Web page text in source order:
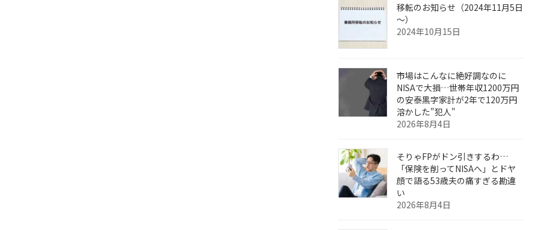
移転のお知らせ（2024年11月5日
～）
2024年10月15日
市場はこんなに絶好調なのに
NISAで大損…世帯年収1200万円
の安泰黒字家計が2年で120万円
溶かした"犯人"
2026年8月4日
そりゃFPがドン引きするわ…
「保険を削ってNISAへ」とドヤ
顔で語る53歳夫の痛すぎる勘違
い
2026年8月4日